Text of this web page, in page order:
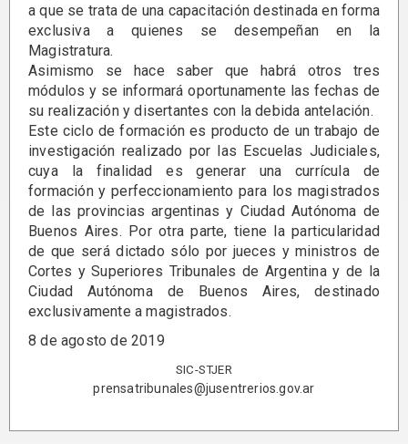
a que se trata de una capacitación destinada en forma
exclusiva a quienes se desempeñan en la
Magistratura.
Asimismo se hace saber que habrá otros tres
módulos y se informará oportunamente las fechas de
su realización y disertantes con la debida antelación.
Este ciclo de formación es producto de un trabajo de
investigación realizado por las Escuelas Judiciales,
cuya la finalidad es generar una currícula de
formación y perfeccionamiento para los magistrados
de las provincias argentinas y Ciudad Autónoma de
Buenos Aires. Por otra parte, tiene la particularidad
de que será dictado sólo por jueces y ministros de
Cortes y Superiores Tribunales de Argentina y de la
Ciudad Autónoma de Buenos Aires, destinado
exclusivamente a magistrados.
8 de agosto de 2019
SIC-STJER
prensatribunales@jusentrerios.gov.ar